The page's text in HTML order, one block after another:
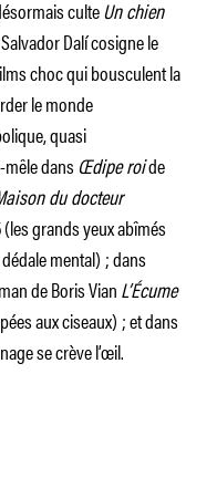
culteUn chien
Dalí cosigne le
choc qui bousculent la
le monde
quasi
dansŒdipe roide
du docteur
grands yeux abîmés
mental) ; dans
de Boris VianL’Écume
aux ciseaux) ; et dans
se crève l’œil.